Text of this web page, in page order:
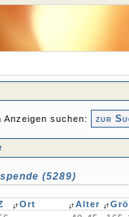
suchen: zur
(5289)
Ort Alter